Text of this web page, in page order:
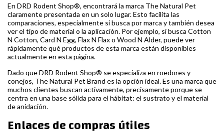
En DRD Rodent Shop®, encontrará la marca The Natural Pet
claramente presentada en un solo lugar. Esto facilita las
comparaciones, especialmente si busca por marca y también desea
ver el tipo de material o la aplicación. Por ejemplo, si busca Cotton
N Cotton, Card N Egg, Flax N Flax o Wood N Alder, puede ver
rápidamente qué productos de esta marca están disponibles
actualmente en esta página.
Dado que DRD Rodent Shop® se especializa en roedores y
conejos, The Natural Pet Brand es la opción ideal. Es una marca que
muchos clientes buscan activamente, precisamente porque se
centra en una base sólida para el hábitat: el sustrato y el material
de anidación.
Enlaces de compras útiles